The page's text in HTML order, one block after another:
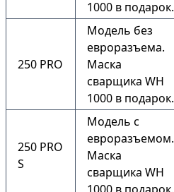
1000 в подарок.
250 PRO
Модель без
евроразъема.
Маска
сварщика WH
1000 в подарок.
250 PRO
S
Модель с
евроразъемом.
Маска
сварщика WH